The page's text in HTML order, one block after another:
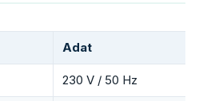
Adat
230 V / 50 Hz